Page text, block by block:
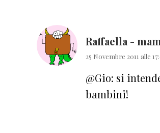
Raffaella -
25 Novembre 2011 alle
@Gio: si
bambini!